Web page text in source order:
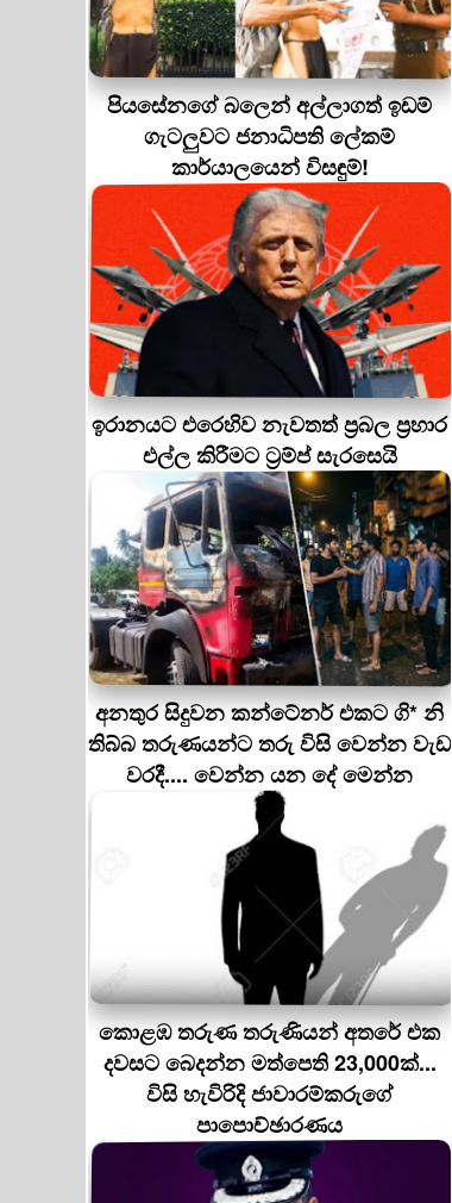
පියසේනගේ බලෙන් අල්ලාගත් ඉඩම්
ගැටලුවට ජනාධිපති ලේකම්
කාර්යාලයෙන් විසඳුම්!
ඉරානයට එරෙහිව නැවතත් ප්‍රබල ප්‍රහාර
එල්ල කිරීමට ට්‍රම්ප් සැරසෙයි
අනතුර සිදුවන කන්ටේනර් එකට ගි* නි
තිබ්බ තරුණයන්ට තරු විසි වෙන්න වැඩ
වරදී.... වෙන්න යන දේ මෙන්න
කොළඹ තරුණ තරුණියන් අතරේ එක
දවසට බෙදන්න මත්පෙති 23,000ක්...
විසි හැවිරිදි ජාවාරම්කරුගේ
පාපොච්ඡාරණය